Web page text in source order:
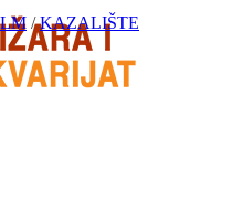
/ KAZALIŠTE